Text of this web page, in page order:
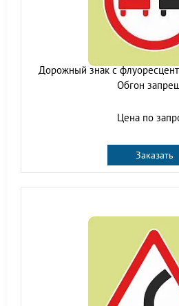
Дорожный знак с
Обгон
Цена по
Заказать